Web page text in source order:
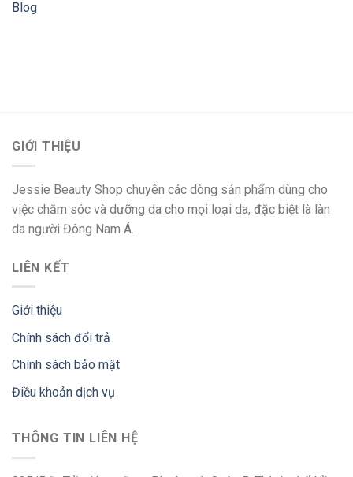
Blog
GIỚI THIỆU
Jessie Beauty Shop chuyên các dòng sản phẩm dùng cho
việc chăm sóc và dưỡng da cho mọi loại da, đặc biệt là làn
da người Đông Nam Á.
LIÊN KẾT
Giới thiệu
Chính sách đổi trả
Chính sách bảo mật
Điều khoản dịch vụ
THÔNG TIN LIÊN HỆ